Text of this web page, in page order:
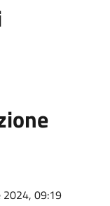
2024, 09:19